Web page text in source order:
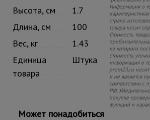
Высота, см
1.7
Длина, см
100
Вес, кг
1.43
Единица
товара
Штука
Информация о
стране
товара носит
Стоимость
из которого
стоимость
информация о
prom23.ru
и не является
соответствии с
РФ.
покупке
функций и
Может понадобиться